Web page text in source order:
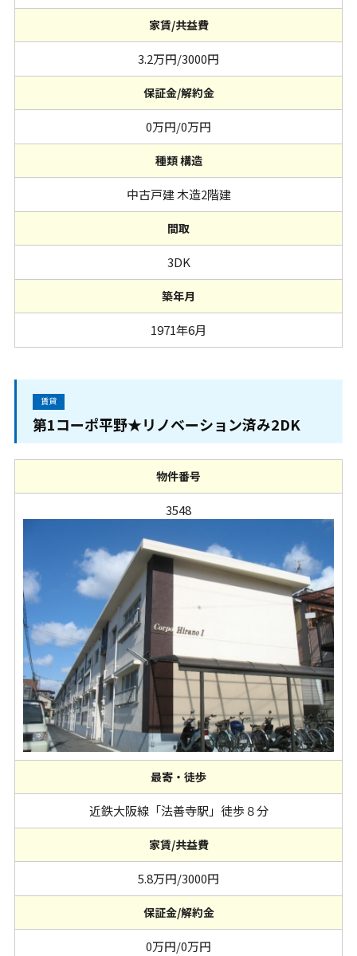
家賃/共益費
3.2万円/3000円
保証金/解約金
0万円/0万円
種類 構造
中古戸建 木造2階建
間取
3DK
築年月
1971年6月
賃貸
第1コーポ平野★リノベーション済み2DK
物件番号
3548
最寄・徒歩
近鉄大阪線「法善寺駅」徒歩８分
家賃/共益費
5.8万円/3000円
保証金/解約金
0万円/0万円